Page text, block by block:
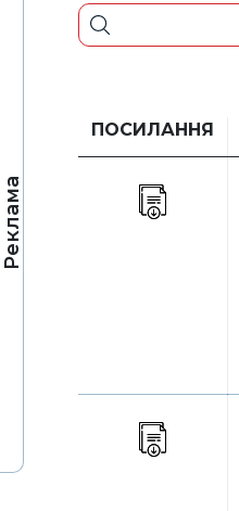
Реклама
ПОСИЛАННЯ